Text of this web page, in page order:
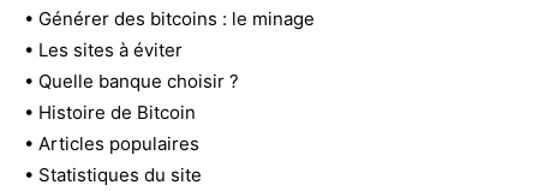
• Générer des bitcoins : le minage
• Les sites à éviter
• Quelle banque choisir ?
• Histoire de Bitcoin
• Articles populaires
• Statistiques du site